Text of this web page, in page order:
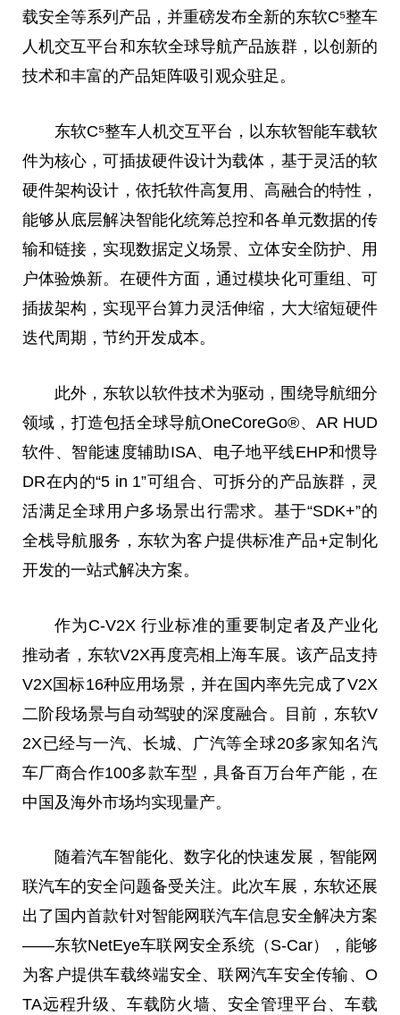
载安全等系列产品，并重磅发布全新的东软C⁵整车
人机交互平台和东软全球导航产品族群，以创新的
技术和丰富的产品矩阵吸引观众驻足。
东软C⁵整车人机交互平台，以东软智能车载软
件为核心，可插拔硬件设计为载体，基于灵活的软
硬件架构设计，依托软件高复用、高融合的特性，
能够从底层解决智能化统筹总控和各单元数据的传
输和链接，实现数据定义场景、立体安全防护、用
户体验焕新。在硬件方面，通过模块化可重组、可
插拔架构，实现平台算力灵活伸缩，大大缩短硬件
迭代周期，节约开发成本。
此外，东软以软件技术为驱动，围绕导航细分
领域，打造包括全球导航OneCoreGo®、AR HUD
软件、智能速度辅助ISA、电子地平线EHP和惯导
DR在内的“5 in 1”可组合、可拆分的产品族群，灵
活满足全球用户多场景出行需求。基于“SDK+”的
全栈导航服务，东软为客户提供标准产品+定制化
开发的一站式解决方案。
作为C-V2X 行业标准的重要制定者及产业化
推动者，东软V2X再度亮相上海车展。该产品支持
V2X国标16种应用场景，并在国内率先完成了V2X
二阶段场景与自动驾驶的深度融合。目前，东软V
2X已经与一汽、长城、广汽等全球20多家知名汽
车厂商合作100多款车型，具备百万台年产能，在
中国及海外市场均实现量产。
随着汽车智能化、数字化的快速发展，智能网
联汽车的安全问题备受关注。此次车展，东软还展
出了国内首款针对智能网联汽车信息安全解决方案
——东软NetEye车联网安全系统（S-Car），能够
为客户提供车载终端安全、联网汽车安全传输、O
TA远程升级、车载防火墙、安全管理平台、车载